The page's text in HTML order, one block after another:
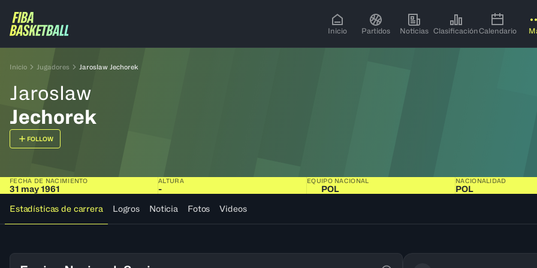
Inicio Partidos Noticias ClasificaciónCalendario
Inicio Jugadores Jaroslaw Jechorek
Jaroslaw
Jechorek
FOLLOW
FECHA DE NACIMIENTO
31 may 1961
ALTURA
-
EQUIPO NACIONAL
POL
NACIONALIDAD
POL
Estadísticas de carrera
Logros Noticia Fotos Videos